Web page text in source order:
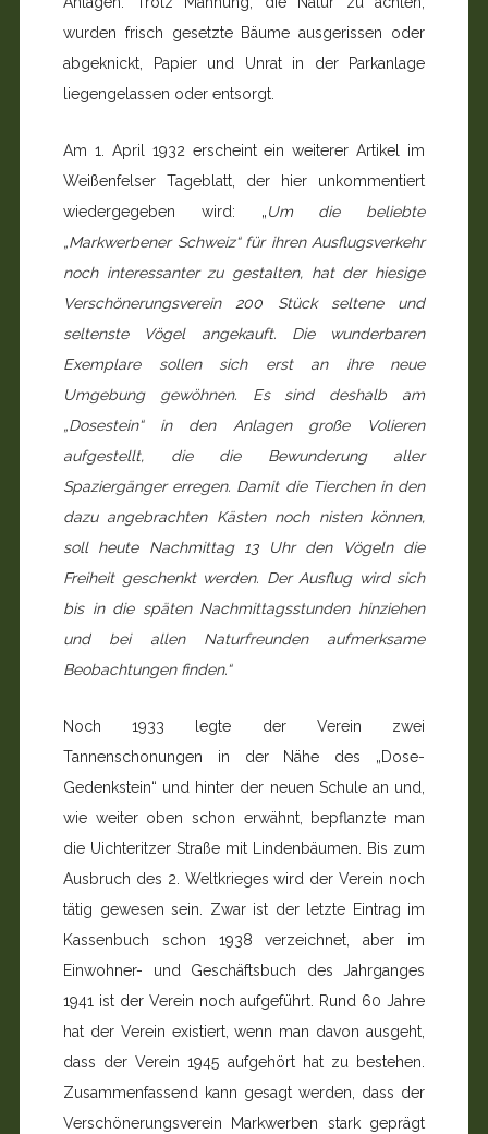
wurden frisch gesetzte Bäume ausgerissen oder
abgeknickt, Papier und Unrat in der Parkanlage
liegengelassen oder entsorgt.
Am 1. April 1932 erscheint ein weiterer Artikel im
Weißenfelser Tageblatt, der hier unkommentiert
wiedergegeben wird: „Um die beliebte
„Markwerbener Schweiz“ für ihren Ausflugsverkehr
noch interessanter zu gestalten, hat der hiesige
Verschönerungsverein 200 Stück seltene und
seltenste Vögel angekauft. Die wunderbaren
Exemplare sollen sich erst an ihre neue
Umgebung gewöhnen. Es sind deshalb am
„Dosestein“ in den Anlagen große Volieren
aufgestellt, die die Bewunderung aller
Spaziergänger erregen. Damit die Tierchen in den
dazu angebrachten Kästen noch nisten können,
soll heute Nachmittag 13 Uhr den Vögeln die
Freiheit geschenkt werden. Der Ausflug wird sich
bis in die späten Nachmittagsstunden hinziehen
und bei allen Naturfreunden aufmerksame
Beobachtungen finden.“
Noch 1933 legte der Verein zwei
Tannenschonungen in der Nähe des „Dose-
Gedenkstein“ und hinter der neuen Schule an und,
wie weiter oben schon erwähnt, bepflanzte man
die Uichteritzer Straße mit Lindenbäumen. Bis zum
Ausbruch des 2. Weltkrieges wird der Verein noch
tätig gewesen sein. Zwar ist der letzte Eintrag im
Kassenbuch schon 1938 verzeichnet, aber im
Einwohner- und Geschäftsbuch des Jahrganges
1941 ist der Verein noch aufgeführt. Rund 60 Jahre
hat der Verein existiert, wenn man davon ausgeht,
dass der Verein 1945 aufgehört hat zu bestehen.
Zusammenfassend kann gesagt werden, dass der
Verschönerungsverein Markwerben stark geprägt